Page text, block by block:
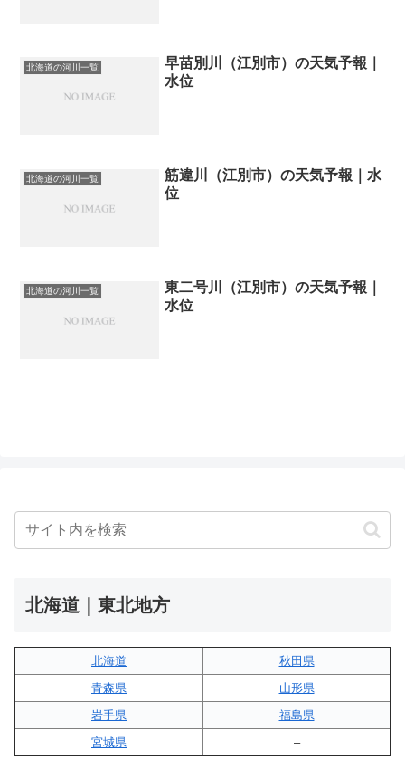
北海道の河川一覧
早苗別川（江別市）の天気予報｜
水位
北海道の河川一覧
筋違川（江別市）の天気予報｜水
位
北海道の河川一覧
東二号川（江別市）の天気予報｜
水位
北海道｜東北地方
北海道
秋田県
青森県
山形県
岩手県
福島県
宮城県
–